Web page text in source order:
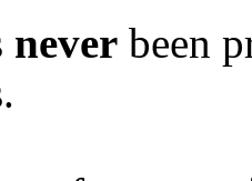
never been